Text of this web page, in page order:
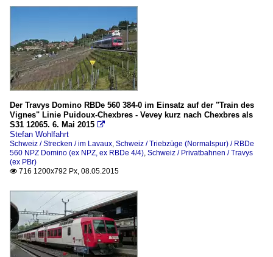
Der Travys Domino RBDe 560 384-0 im Einsatz auf der "Train des
Vignes" Linie Puidoux-Chexbres - Vevey kurz nach Chexbres als
S31 12065. 6. Mai 2015 
Stefan Wohlfahrt
Schweiz / Strecken / im Lavaux, Schweiz / Triebzüge (Normalspur) / RBDe
560 NPZ Domino (ex NPZ, ex RBDe 4/4), Schweiz / Privatbahnen / Travys
(ex PBr)
 716 1200x792 Px, 08.05.2015